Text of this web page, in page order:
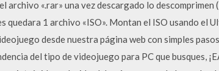
archivo «.rar» una vez descargado lo descomprimen
quedara 1 archivo «ISO». Montan el ISO usando el
desde nuestra página web con simples
del tipo de videojuego para PC que busques,